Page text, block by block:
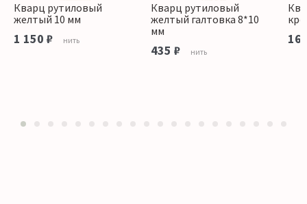
Кварц рутиловый
желтый 10 мм
1 150 ₽ нить
Кварц рутиловый
желтый галтовка 8*10
мм
435 ₽ нить